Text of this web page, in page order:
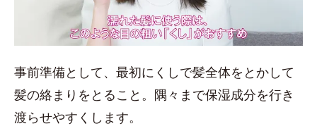
事前準備として、最初にくしで髪全体をとかして
髪の絡まりをとること。隅々まで保湿成分を行き
渡らせやすくします。